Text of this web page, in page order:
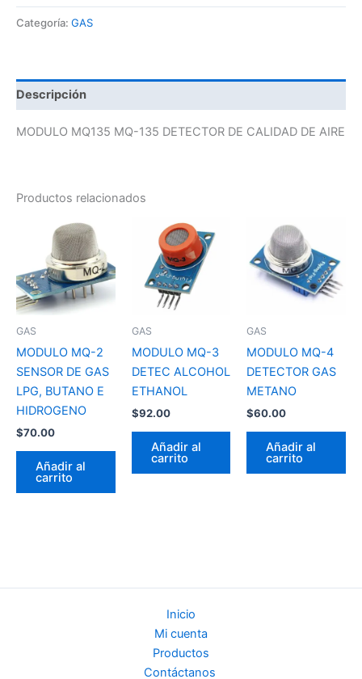
Categoría: GAS
Descripción
MODULO MQ135 MQ-135 DETECTOR DE CALIDAD DE AIRE
Productos relacionados
GAS
MODULO MQ-2
SENSOR DE GAS
LPG, BUTANO E
HIDROGENO
$70.00
Añadir al
carrito
GAS
MODULO MQ-3
DETEC ALCOHOL
ETHANOL
$92.00
Añadir al
carrito
GAS
MODULO MQ-4
DETECTOR GAS
METANO
$60.00
Añadir al
carrito
Inicio
Mi cuenta
Productos
Contáctanos